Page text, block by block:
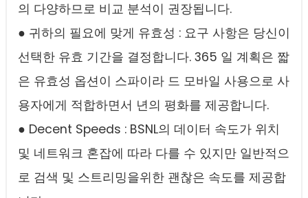
의 다양하므로 비교 분석이 권장됩니다.
● 귀하의 필요에 맞게 유효성 : 요구 사항은 당신이
선택한 유효 기간을 결정합니다. 365 일 계획은 짧
은 유효성 옵션이 스파이라 드 모바일 사용으로 사
용자에게 적합하면서 년의 평화를 제공합니다.
● Decent Speeds : BSNL의 데이터 속도가 위치
및 네트워크 혼잡에 따라 다를 수 있지만 일반적으
로 검색 및 스트리밍을위한 괜찮은 속도를 제공합